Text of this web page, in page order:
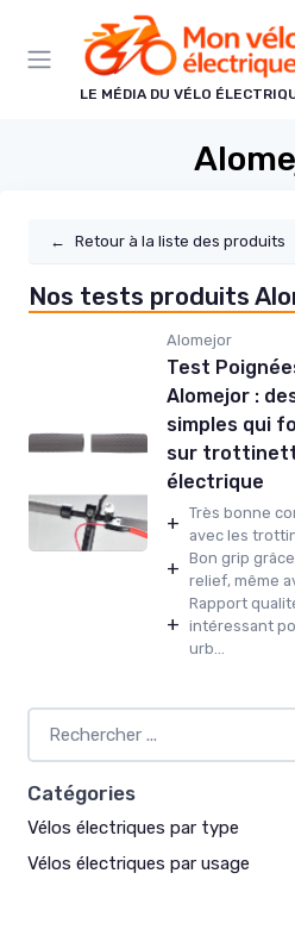
LE MÉDIA DU VÉLO
← Retour à la liste des produits
Nos tests produits
Alomejor
Test
Alomejor :
simples qui
sur
électrique
+ Très bonne
avec les
+ Bon grip
relief, même
+
Rapport
intéressant
urb...
Catégories
Vélos électriques par type
Vélos électriques par usage
Panneau de gestion des cookies